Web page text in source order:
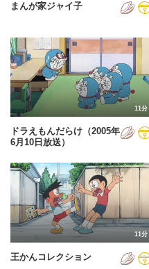
まんが家ジャイ子
11分
ドラえもんだらけ（2005年
6月10日放送）
11分
王かんコレクション